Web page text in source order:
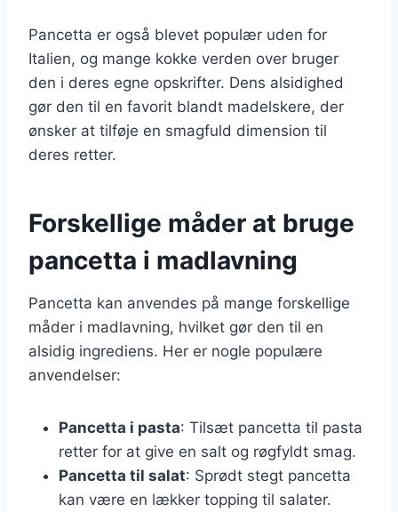
Pancetta er også blevet populær uden for
Italien, og mange kokke verden over bruger
den i deres egne opskrifter. Dens alsidighed
gør den til en favorit blandt madelskere, der
ønsker at tilføje en smagfuld dimension til
deres retter.
Forskellige måder at bruge
pancetta i madlavning
Pancetta kan anvendes på mange forskellige
måder i madlavning, hvilket gør den til en
alsidig ingrediens. Her er nogle populære
anvendelser:
Pancetta i pasta: Tilsæt pancetta til pasta
retter for at give en salt og røgfyldt smag.
Pancetta til salat: Sprødt stegt pancetta
kan være en lækker topping til salater.